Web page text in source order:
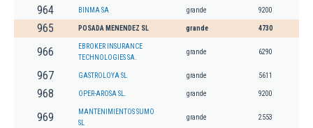
964 BINMA SA grande 9200
965 POSADA MENENDEZ SL grande 4730
966
EBROKER INSURANCE
TECHNOLOGIES SA.
grande 6290
967 GASTROLOYA SL grande 5611
968 OPER-AROSA SL. grande 9200
969
MANTENIMIENTOS SUMO
SL
grande 2553